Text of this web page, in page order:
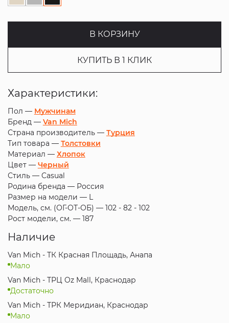
В КОРЗИНУ
КУПИТЬ В 1 КЛИК
Характеристики:
Пол — Мужчинам
Бренд — Van Mich
Страна производитель — Турция
Тип товара — Толстовки
Материал — Хлопок
Цвет — Черный
Стиль — Casual
Родина бренда — Россия
Размер на модели — L
Модель, см. (ОГ-ОТ-ОБ) — 102 - 82 - 102
Рост модели, см. — 187
Наличие
Van Mich - ТК Красная Площадь, Анапа
Мало
Van Mich - ТРЦ Oz Mall, Краснодар
Достаточно
Van Mich - ТРК Меридиан, Краснодар
Мало